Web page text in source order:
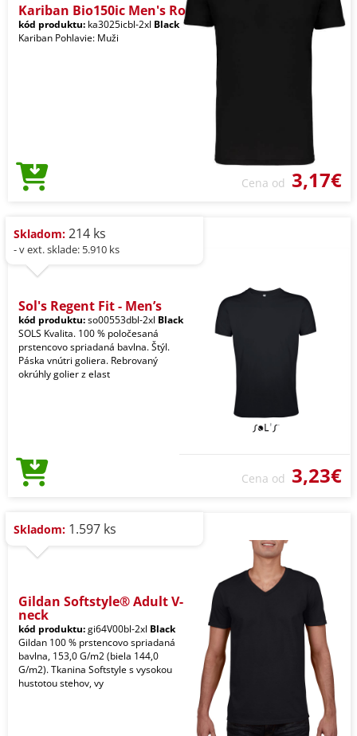
Kariban Bio150ic Men's Ro
kód produktu: ka3025icbl-2xl Black
Kariban Pohlavie: Muži
Cena od 3,17€
Skladom: 214 ks
- v ext. sklade: 5.910 ks
Sol's Regent Fit - Men’s
kód produktu:so00553dbl-2xl Black
SOLS Kvalita. 100 % poločesaná
prstencovo spriadaná bavlna. Štýl.
Páska vnútri goliera. Rebrovaný
okrúhly golier z elast
Cena od 3,23€
Skladom: 1.597 ks
Gildan Softstyle® Adult V-
neck
kód produktu:gi64V00bl-2xl Black
Gildan 100 % prstencovo spriadaná
bavlna, 153,0 G/m2 (biela 144,0
G/m2). Tkanina Softstyle s vysokou
hustotou stehov, vy